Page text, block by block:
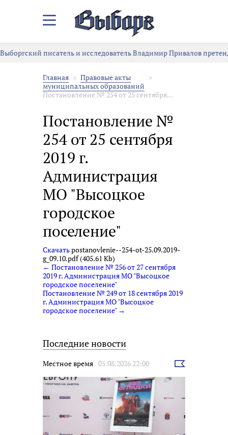
Закрыть/
меню
Выборгский писатель и исследователь Владимир Привалов
Главная
Правовые акты
муниципальных образований
Постановление № 254 от 25 сентября...
Постановление №
254 от 25 сентября
2019 г.
Администрация
МО "Высоцкое
городское
поселение"
Скачатьpostanovlenie--254-ot-25.09.2019-
g_09.10.pdf (405.61 Kb)
← Постановление № 256 от 27 сентября
2019 г. Администрация МО "Высоцкое
городское поселение"
Постановление № 249 от 18 сентября 2019
г. Администрация МО "Высоцкое
городское поселение" →
Последние новости
Местное время 05.08.2026 22:00
Выбрать